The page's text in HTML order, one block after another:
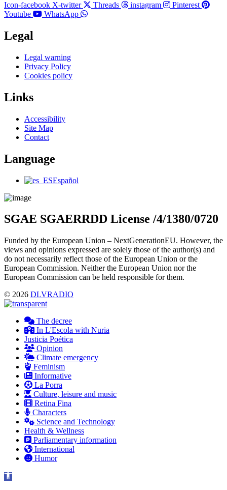
Icon-facebook X-twitter Threads instagram
Pinterest
Youtube
WhatsApp
Legal
Main
Menu
Legal warning
Privacy Policy
Cookies policy
Links
Main
Menu
Accessibility
Site Map
Contact
Language
Main
Español
SGAE SGAERRDD License /4/1380/0720
Funded by the European Union – NextGenerationEU. However, the
views and opinions expressed are solely those of the author(s) and
do not necessarily reflect those of the European Union or the
European Commission. Neither the European Union nor the
European Commission can be held responsible for them.
© 2026 DLVRADIO
The decree
In L'Escola with Nuria
Justicia Poética
Opinion
Climate emergency
Feminism
Informative
La Porra
Culture, leisure and music
Retina Fina
Characters
Science and Technology
Health & Wellness
Parliamentary information
International
Humor
Open toolbar